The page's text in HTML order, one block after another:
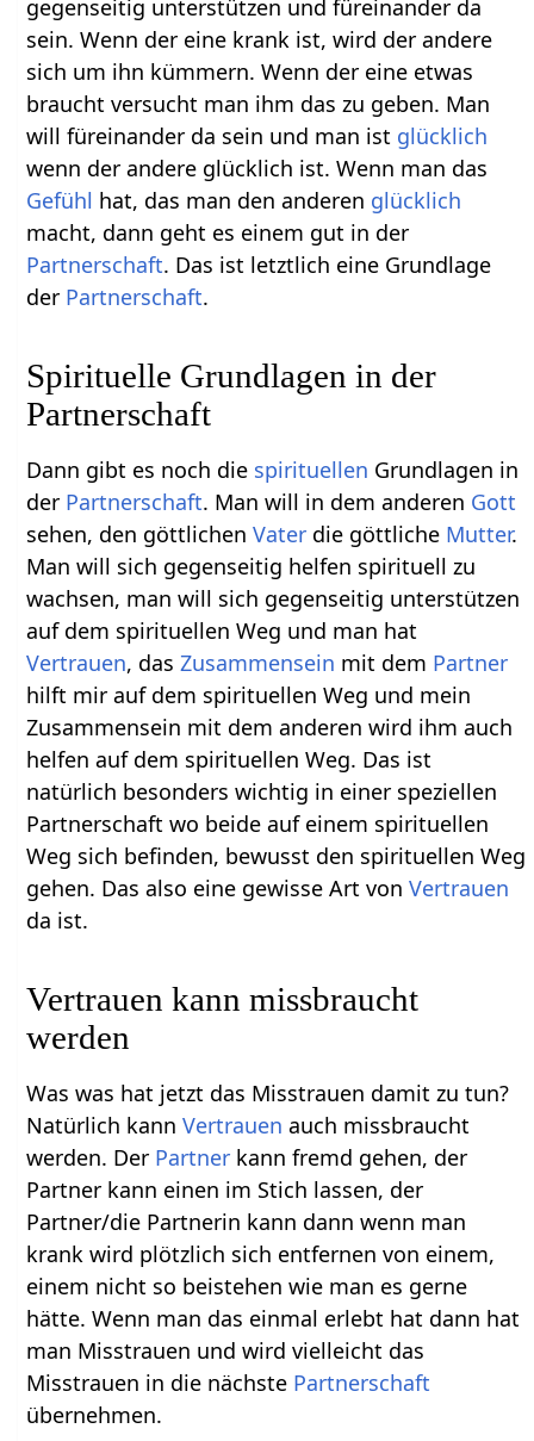
gegenseitig unterstützen und füreinander da
sein. Wenn der eine krank ist, wird der andere
sich um ihn kümmern. Wenn der eine etwas
braucht versucht man ihm das zu geben. Man
will füreinander da sein und man ist glücklich
wenn der andere glücklich ist. Wenn man das
Gefühl hat, das man den anderen glücklich
macht, dann geht es einem gut in der
Partnerschaft. Das ist letztlich eine Grundlage
der Partnerschaft.
Spirituelle Grundlagen in der
Partnerschaft
Dann gibt es noch die spirituellen Grundlagen in
der Partnerschaft. Man will in dem anderen Gott
sehen, den göttlichenVater die göttliche Mutter.
Man will sich gegenseitig helfen spirituell zu
wachsen, man will sich gegenseitig unterstützen
auf dem spirituellen Weg und man hat
Vertrauen, dasZusammensein mit dem Partner
hilft mir auf dem spirituellen Weg und mein
Zusammensein mit dem anderen wird ihm auch
helfen auf dem spirituellen Weg. Das ist
natürlich besonders wichtig in einer speziellen
Partnerschaft wo beide auf einem spirituellen
Weg sich befinden, bewusst den spirituellen Weg
gehen. Das also eine gewisse Art vonVertrauen
da ist.
Vertrauen kann missbraucht
werden
Was was hat jetzt das Misstrauen damit zu tun?
Natürlich kannVertrauen auch missbraucht
werden. Der Partner kann fremd gehen, der
Partner kann einen im Stich lassen, der
Partner/die Partnerin kann dann wenn man
krank wird plötzlich sich entfernen von einem,
einem nicht so beistehen wie man es gerne
hätte. Wenn man das einmal erlebt hat dann hat
man Misstrauen und wird vielleicht das
Misstrauen in die nächste Partnerschaft
übernehmen.